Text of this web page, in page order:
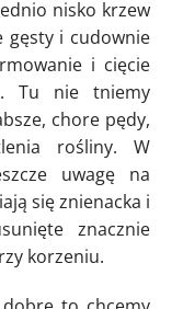
nisko krzew
gęsty i cudownie
i cięcie
Tu nie tniemy
chore pędy,
rośliny. W
uwagę na
się znienacka i
znacznie
korzeniu.